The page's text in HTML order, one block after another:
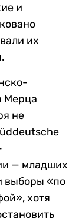
и
их
Мерца
не
— младших
выборы «по
хотя